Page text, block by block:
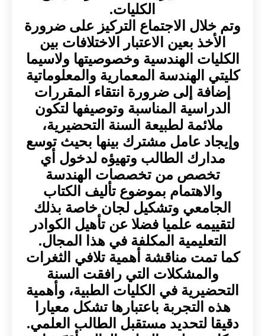
الكليات.
وتم خلال الاجتماع التركيز على ضرورة
الأخذ بعين الاعتبار الاختلافات بين
الكليات الهندسية وخصوصيتها ولاسيما
كليتي الهندسة المعمارية والمعلوماتية
إضافة إلى ضرورة انتقاء المقررات
الدراسية المناسبة وتوصيفها لتكون
ملائمة لطبيعة السنة التحضيرية،
وإيجاد عامل مشترك بينها بحيث توسع
مدارك الطالب وتهيؤه لدخول أي
تخصص من تخصصات الهندسة
والاهتمام بموضوع تأليف الكتاب
الجامعي وتشكيل لجان خاصة بذلك
لتقييمه علميا فضلا عن تأهيل الكوادر
التعليمية المكلفة في هذا المجال.
كما تمت مناقشة أهمية تلافي الثغرات
والمشكلات التي رافقت السنة
التحضيرية في الكليات الطبية، وأهمية
هذه التجربة باعتبارها تشكل معيارا
دقيقا لتحديد مستقبل الطالب العلمي.